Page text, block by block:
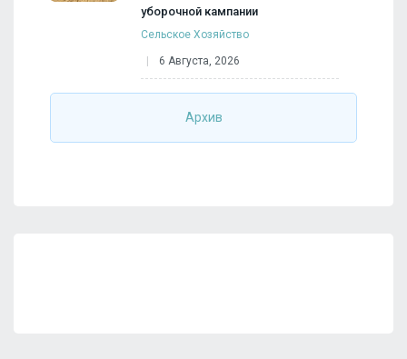
уборочной кампании
Сельское Хозяйство
6 Августа, 2026
Архив